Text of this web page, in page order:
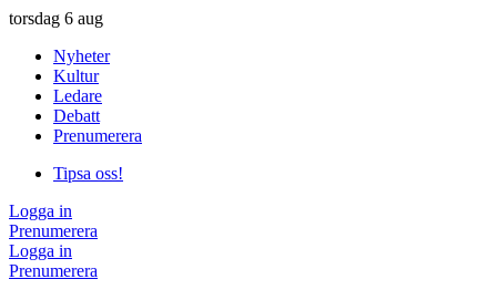
torsdag 6 aug
Nyheter
Kultur
Ledare
Debatt
Prenumerera
Tipsa oss!
Logga in
Prenumerera
Logga in
Prenumerera